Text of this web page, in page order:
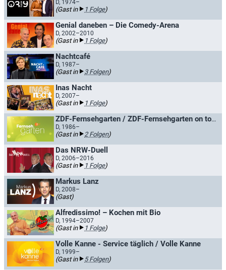
D, 1974–
(Gast in 1 Folge)
Genial daneben – Die Comedy-Arena
D, 2002–2010
(Gast in 1 Folge)
Nachtcafé
D, 1987–
(Gast in 3 Folgen)
Inas Nacht
D, 2007–
(Gast in 1 Folge)
ZDF-Fernsehgarten / ZDF-Fernsehgarten on tour
D, 1986–
(Gast in 2 Folgen)
Das NRW-Duell
D, 2006–2016
(Gast in 1 Folge)
Markus Lanz
D, 2008–
(Gast)
Alfredissimo! – Kochen mit Bio
D, 1994–2007
(Gast in 1 Folge)
Volle Kanne - Service täglich / Volle Kanne
D, 1999–
(Gast in 5 Folgen)